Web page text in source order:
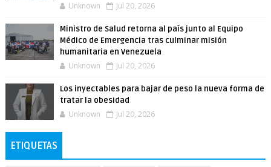
Unknown Jul 20, 2026
Ministro de Salud retorna al país junto al Equipo
Médico de Emergencia tras culminar misión
humanitaria en Venezuela
Unknown Jul 20, 2026
Los inyectables para bajar de peso la nueva forma de
tratar la obesidad
Unknown Jul 20, 2026
ETIQUETAS